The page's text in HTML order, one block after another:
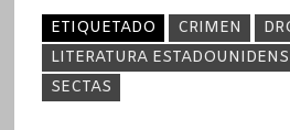
ETIQUETADO CRIMEN
LITERATURA
SECTAS